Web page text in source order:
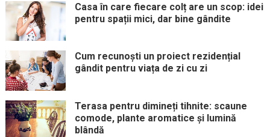
Casa în care fiecare colț are un scop: idei
pentru spații mici, dar bine gândite
Cum recunoști un proiect rezidențial
gândit pentru viața de zi cu zi
Terasa pentru dimineți tihnite: scaune
comode, plante aromatice și lumină
blândă